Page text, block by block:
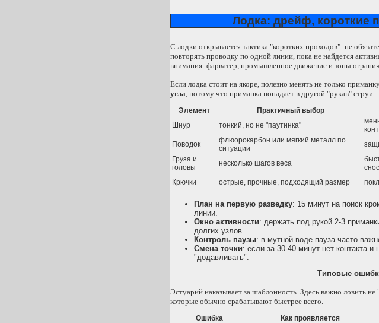
Лодка: дрейф, короткие
С лодки открывается тактика "коротких проходов": не
повторять проводку по одной линии, пока не найдется
внимания: фарватер, промышленное движение и зоны
Если лодка стоит на якоре, полезно менять не только
угла, потому что приманка попадает в другой "рукав" струи.
Элемент Практичный выбор
Шнур
тонкий, но не "паутинка"
Поводок
флюорокарбон или мягкий металл по
ситуации
Груза и
головы
несколько шагов веса
снос
Крючки острые, прочные, подходящий размер
План на первую разведку: 15 минут на поиск
линии.
Окно активности: держать под рукой 2-3
долгих узлов.
Контроль паузы: в мутной воде пауза часто
Смена точки: если за 30-40 минут нет контакта
"додавливать".
Типовые
Эстуарий наказывает за шаблонность. Здесь важно ловить
которые обычно срабатывают быстрее всего.
Ошибка Как проявляется